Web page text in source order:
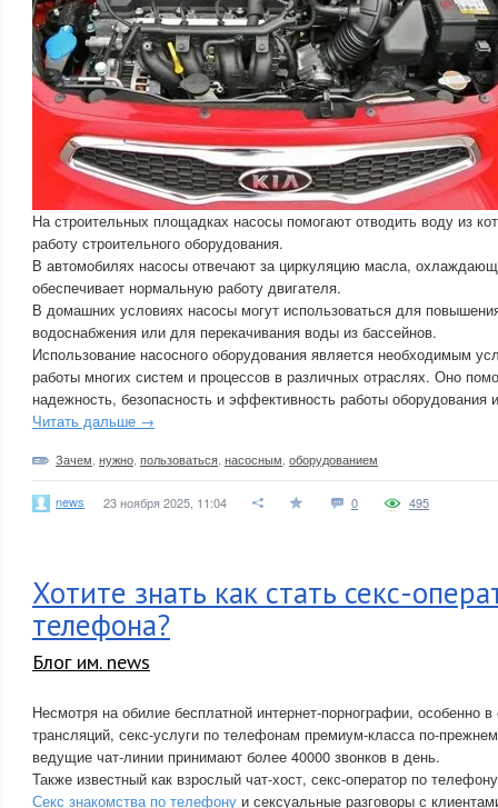
На строительных площадках насосы помогают отводить воду из
работу строительного оборудования.
В автомобилях насосы отвечают за циркуляцию масла,
обеспечивает нормальную работу двигателя.
В домашних условиях насосы могут использоваться для
водоснабжения или для перекачивания воды из бассейнов.
Использование насосного оборудования является необходимым
работы многих систем и процессов в различных отраслях. Оно
надежность, безопасность и эффективность работы оборудования
Читать дальше →
Зачем нужно пользоваться насосным оборудованием
news 23 ноября 2025, 11:04 0 495
Хотите знать как стать секс-
телефона?
Блог им. news
Несмотря на обилие бесплатной интернет-порнографии, особенно
трансляций, секс-услуги по телефонам премиум-класса по-
ведущие чат-линии принимают более 40000 звонков в день.
Также известный как взрослый чат-хост, секс-оператор по
Секс знакомства по телефону и сексуальные разговоры с